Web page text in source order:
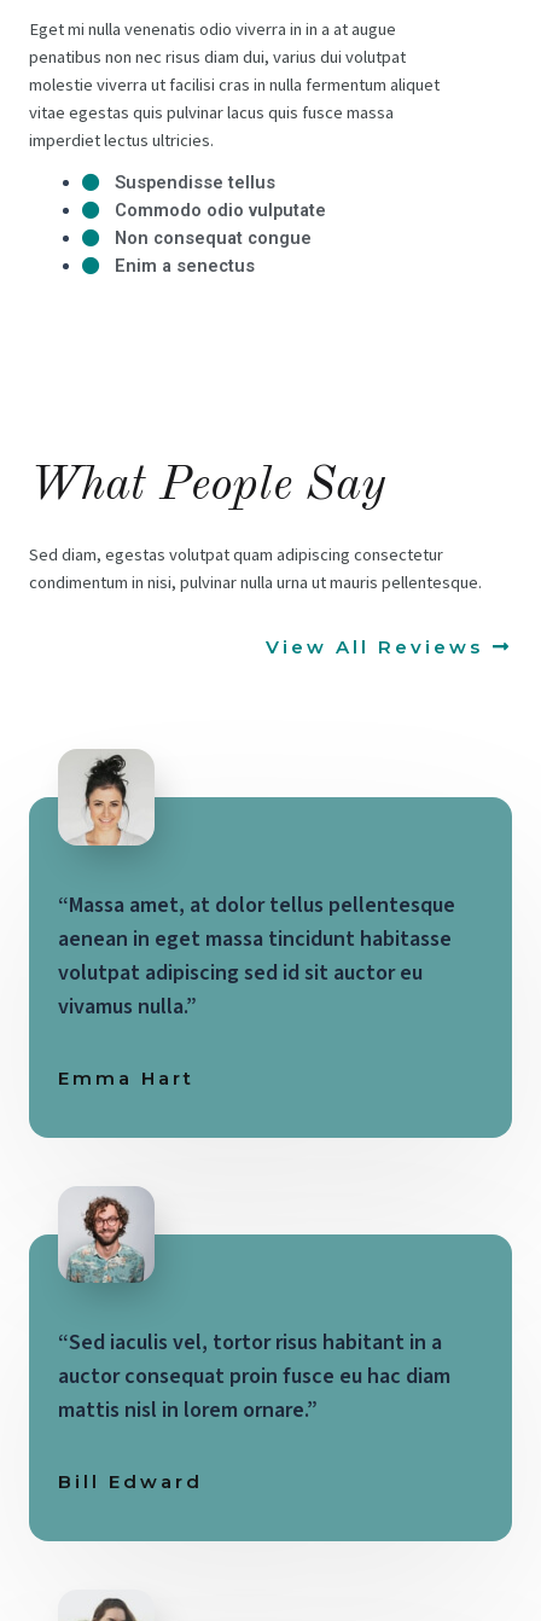
Eget mi nulla venenatis odio viverra in in a at augue
penatibus non nec risus diam dui, varius dui volutpat
molestie viverra ut facilisi cras in nulla fermentum aliquet
vitae egestas quis pulvinar lacus quis fusce massa
imperdiet lectus ultricies.
Suspendisse tellus
Commodo odio vulputate
Non consequat congue
Enim a senectus
What People Say
Sed diam, egestas volutpat quam adipiscing consectetur
condimentum in nisi, pulvinar nulla urna ut mauris pellentesque.
View All Reviews
“Massa amet, at dolor tellus pellentesque
aenean in eget massa tincidunt habitasse
volutpat adipiscing sed id sit auctor eu
vivamus nulla.”
Emma Hart
“Sed iaculis vel, tortor risus habitant in a
auctor consequat proin fusce eu hac diam
mattis nisl in lorem ornare.”
Bill Edward